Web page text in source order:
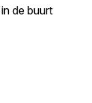
de buurt